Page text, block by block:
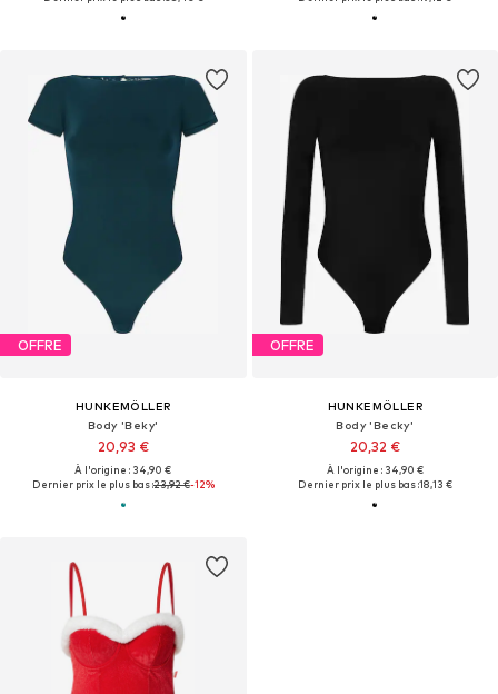
OFFRE
HUNKEMÖLLER
Body 'Beky'
20,93 €
À l'origine : 34,90 €
Dernier prix le plus bas :23,92 €-12%
OFFRE
HUNKEMÖLLER
Body 'Becky'
20,32 €
À l'origine : 34,90 €
Dernier prix le plus bas :18,13 €